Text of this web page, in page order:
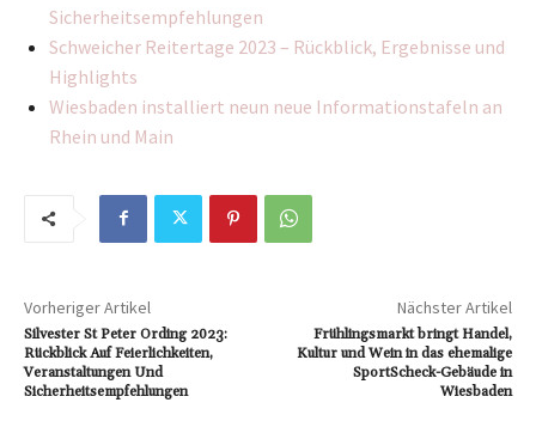
Sicherheitsempfehlungen
Schweicher Reitertage 2023 – Rückblick, Ergebnisse und
Highlights
Wiesbaden installiert neun neue Informationstafeln an
Rhein und Main
Vorheriger Artikel
Silvester St Peter Ording 2023:
Rückblick Auf Feierlichkeiten,
Veranstaltungen Und
Sicherheitsempfehlungen
Nächster Artikel
Frühlingsmarkt bringt Handel,
Kultur und Wein in das ehemalige
SportScheck-Gebäude in
Wiesbaden